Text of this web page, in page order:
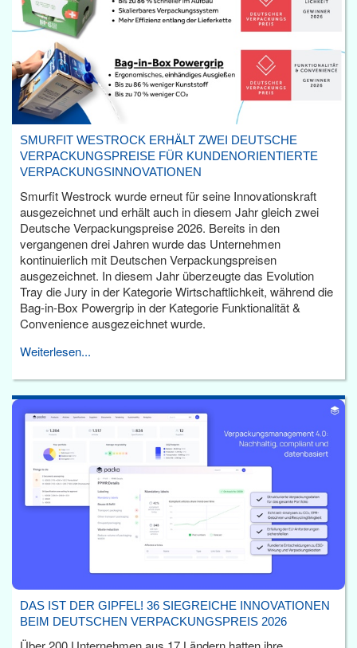
SMURFIT WESTROCK ERHÄLT ZWEI DEUTSCHE
VERPACKUNGSPREISE FÜR KUNDENORIENTIERTE
VERPACKUNGSINNOVATIONEN
Smurfit Westrock wurde erneut für seine Innovationskraft
ausgezeichnet und erhält auch in diesem Jahr gleich zwei
Deutsche Verpackungspreise 2026. Bereits in den
vergangenen drei Jahren wurde das Unternehmen
kontinuierlich mit Deutschen Verpackungspreisen
ausgezeichnet. In diesem Jahr überzeugte das Evolution
Tray die Jury in der Kategorie Wirtschaftlichkeit, während die
Bag-in-Box Powergrip in der Kategorie Funktionalität &
Convenience ausgezeichnet wurde.
Weiterlesen...
DAS IST DER GIPFEL! 36 SIEGREICHE INNOVATIONEN
BEIM DEUTSCHEN VERPACKUNGSPREIS 2026